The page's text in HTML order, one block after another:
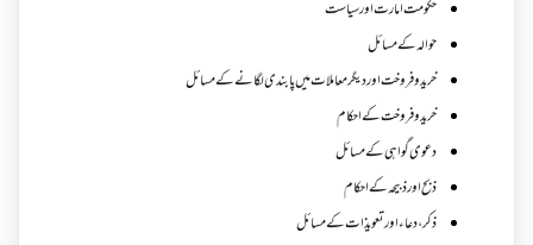
حکومت امارت اور سیاست
حوالہ کے مسائل
خرید و فروخت اور دیگر معاملات میں پابندی لگانے کے مسائل
خرید و فروخت کے احکام
دعوی گواہی کے مسائل
ذبح اور ذبیحہ کے احکام
ذکر،دعاء اور تعویذات کے مسائل